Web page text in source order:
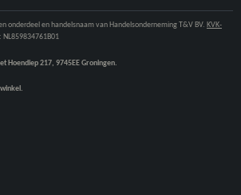
onderdeel en handelsnaam van Handelsonderneming T&V BV. KVK-
NL859834761B01
Hoendiep 217, 9745EE Groningen.